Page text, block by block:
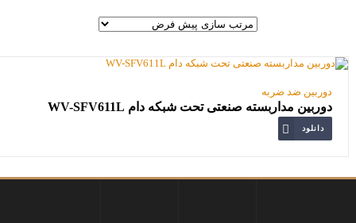
دوربین ضد ضربه
دوربین مداربسته صنعتی تحت شبکه دام WV-SFV611L
دانلود